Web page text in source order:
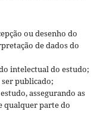
ou desenho do
de dados do
intelectual do estudo;
publicado;
assegurando as
qualquer parte do